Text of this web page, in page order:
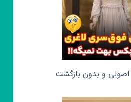
و بدون بازگشت